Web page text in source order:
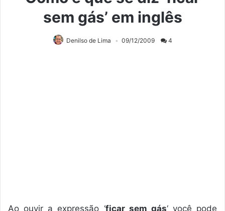
sem gás’ em inglês
Denilso de Lima 09/12/2009 4
Ao ouvir a expressão ‘ficar sem gás‘ você pode